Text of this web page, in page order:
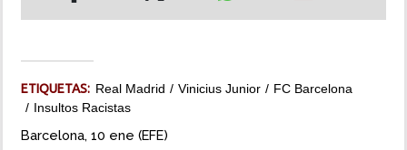
ETIQUETAS: Real Madrid Vinicius Junior
FC Barcelona
Insultos Racistas
Barcelona, 10 ene (EFE)